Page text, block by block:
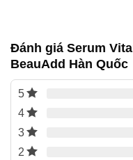
Đánh giá Serum
BeauAdd Hàn Quốc
5
4
3
2